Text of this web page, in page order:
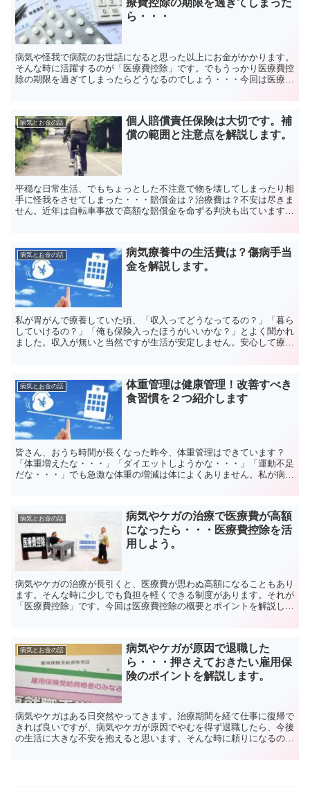
療費控除の期限を過ぎてしまった
ら・・・
病気や怪我で病院のお世話になると思った以上にお金がかかります。
そんな時に活躍するのが「医療費控除」です。でもうっかり医療費控
除の期限を過ぎてしまったらどうなるのでしょう・・・今回は医療費
病気とお金の話
個人賠償責任保険は大切です。補
償の範囲と注意点を解説します。
平穏な日常生活、でもちょっとした不注意で物を壊してしまったり相
手に怪我をさせてしまった・・・賠償金は？治療費は？不安は尽きま
せん。近年は自転車事故で高額な賠償金を命ずる判決も出ています。
病気とお金の話
病気療養中の生活費は？傷病手当
金を解説します。
私が胃がんで療養していた頃、「収入ってどうなってるの？」「暮ら
していけるの？」「俺も保険入ったほうがいいかな？」とよく聞かれ
ました。収入が無いと当然ですが生活が安定しません。安心して療養
病気とお金の話
体重管理は健康管理！改善すべき
食習慣を２つ紹介します
皆さん、おうち時間が長くなった昨今、体重管理はできています？
「体重増えたな・・・」「ダイエットしようかな・・・」「運動不足
だな・・・」でも急激な体重の増減は体によくありません。私が病気
病気とお金の話
病気やケガの治療で医療費が高額
になったら・・・医療費控除を活
用しよう。
病気やケガの治療が長引くと、医療費が思わぬ高額になることもあり
ます。そんな時に少しでも負担を軽くできる制度があります。それが
「医療費控除」です。今回は医療費控除の概要とポイントを解説しま
病気とお金の話
病気やケガが原因で退職した
ら・・・押さえておきたい雇用保
険のポイントを解説します。
病気やケガはある日突然やってきます。治療期間を経て仕事に復帰で
きれば良いですが、病気やケガが原因でやむを得ず退職したら、今後
の生活に大きな不安を抱えると思います。そんな時に頼りになるのが